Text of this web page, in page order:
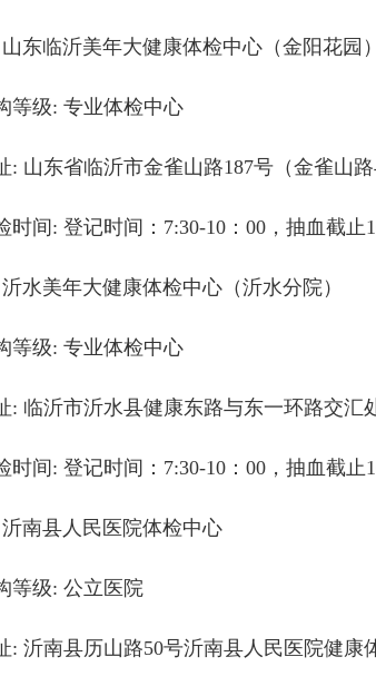
临沂美年大健康体检中心（金阳花园）
级: 专业体检中心
东省临沂市金雀山路187号（金雀山路
间: 登记时间：7:30-10：00，抽血截止
美年大健康体检中心（沂水分院）
级: 专业体检中心
沂市沂水县健康东路与东一环路交汇
间: 登记时间：7:30-10：00，抽血截止
县人民医院体检中心
级: 公立医院
南县历山路50号沂南县人民医院健康